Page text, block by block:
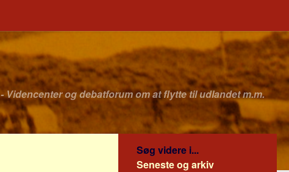
- Videncenter og debatforum om at flytte til udlandet m.m.
Søg videre i...
Seneste og arkiv